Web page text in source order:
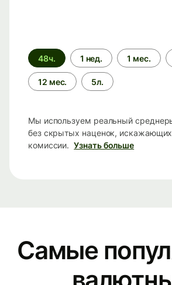
Период
времени
48ч. 1 нед. 1 мес.
12 мес. 5л.
Мы используем реальный
без скрытых наценок,
комиссии. Узнать больше
Самые